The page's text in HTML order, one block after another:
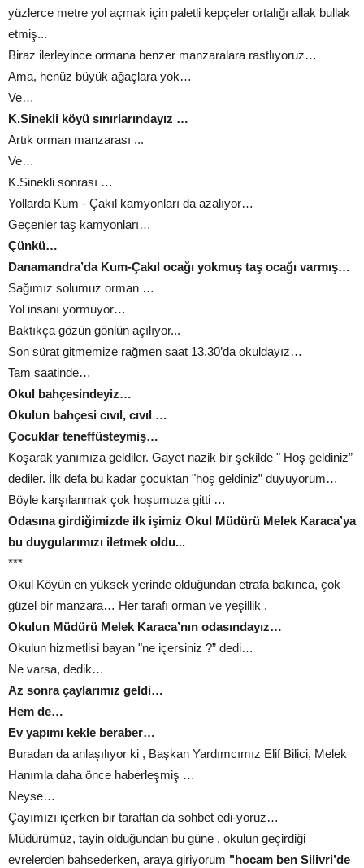
yüzlerce metre yol açmak için paletli kepçeler ortalığı allak bullak
etmiş...
Biraz ilerleyince ormana benzer manzaralara rastlıyoruz…
Ama, henüz büyük ağaçlara yok…
Ve…
K.Sinekli köyü sınırlarındayız …
Artık orman manzarası ...
Ve…
K.Sinekli sonrası …
Yollarda Kum - Çakıl kamyonları da azalıyor…
Geçenler taş kamyonları…
Çünkü…
Danamandra’da Kum-Çakıl ocağı yokmuş taş ocağı varmış…
Sağımız solumuz orman …
Yol insanı yormuyor…
Baktıkça gözün gönlün açılıyor...
Son sürat gitmemize rağmen saat 13.30’da okuldayız…
Tam saatinde…
Okul bahçesindeyiz…
Okulun bahçesi cıvıl, cıvıl …
Çocuklar teneffüsteymiş…
Koşarak yanımıza geldiler. Gayet nazik bir şekilde " Hoş geldiniz”
dediler. İlk defa bu kadar çocuktan "hoş geldiniz” duyuyorum…
Böyle karşılanmak çok hoşumuza gitti …
Odasına girdiğimizde ilk işimiz Okul Müdürü Melek Karaca’ya
bu duygularımızı iletmek oldu...
***
Okul Köyün en yüksek yerinde olduğundan etrafa bakınca, çok
güzel bir manzara… Her tarafı orman ve yeşillik .
Okulun Müdürü Melek Karaca’nın odasındayız…
Okulun hizmetlisi bayan "ne içersiniz ?” dedi…
Ne varsa, dedik…
Az sonra çaylarımız geldi…
Hem de…
Ev yapımı kekle beraber…
Buradan da anlaşılıyor ki , Başkan Yardımcımız Elif Bilici, Melek
Hanımla daha önce haberleşmiş …
Neyse…
Çayımızı içerken bir taraftan da sohbet edi-yoruz…
Müdürümüz, tayin olduğundan bu güne , okulun geçirdiği
evrelerden bahsederken, araya giriyorum "hocam ben Silivri’de